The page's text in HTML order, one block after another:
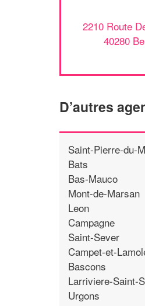
2210 Route
40280
D’autres
Saint-Pierre-du-
Bats
Bas-Mauco
Mont-de-Marsan
Leon
Campagne
Saint-Sever
Campet-et-
Bascons
Larriviere-Saint-
Urgons